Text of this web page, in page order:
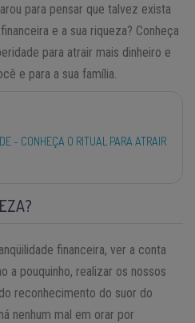
para pensar que talvez exista
e a sua riqueza? Conheça
para atrair mais dinheiro e
e para a sua família.
- CONHEÇA O RITUAL PARA ATRAIR
financeira, ver a conta
a pouquinho, realizar os nossos
reconhecimento do suor do
nenhum mal em orar por